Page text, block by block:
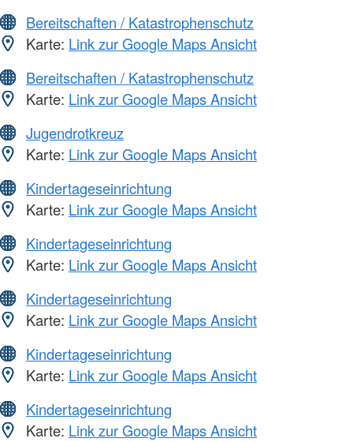
Bereitschaften / Katastrophenschutz
Karte: Link zur Google Maps Ansicht
Bereitschaften / Katastrophenschutz
Karte: Link zur Google Maps Ansicht
Jugendrotkreuz
Karte: Link zur Google Maps Ansicht
Kindertageseinrichtung
Karte: Link zur Google Maps Ansicht
Kindertageseinrichtung
Karte: Link zur Google Maps Ansicht
Kindertageseinrichtung
Karte: Link zur Google Maps Ansicht
Kindertageseinrichtung
Karte: Link zur Google Maps Ansicht
Kindertageseinrichtung
Karte: Link zur Google Maps Ansicht